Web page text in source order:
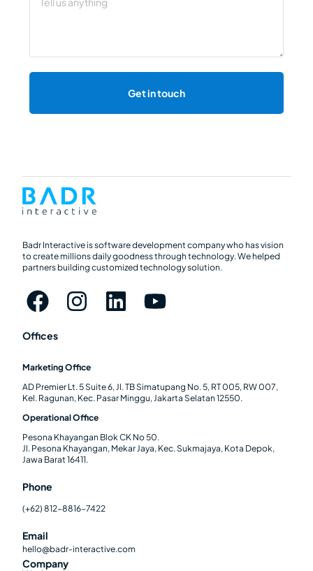
Get in touch
Badr Interactive is software development company who has vision
to create millions daily goodness through technology. We helped
partners building customized technology solution.
Offices
Marketing Office
AD Premier Lt. 5 Suite 6, Jl. TB Simatupang No. 5, RT 005, RW 007,
Kel. Ragunan, Kec. Pasar Minggu, Jakarta Selatan 12550.
Operational Office
Pesona Khayangan Blok CK No 50.
Jl. Pesona Khayangan, Mekar Jaya, Kec. Sukmajaya, Kota Depok,
Jawa Barat 16411.
Phone
(+62) 812-8816-7422
Email
hello@badr-interactive.com
Company